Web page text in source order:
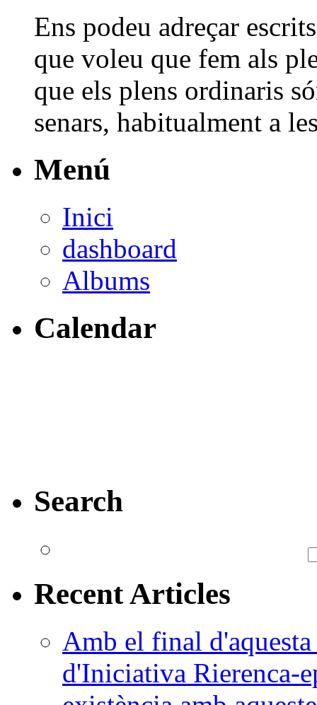
Ens podeu adreçar
que voleu que fem als
que els plens ordinaris
senars, habitualment a
Menú
Inici
dashboard
Albums
Calendar
Search
Recent Articles
Amb el final
d'Iniciativa Rierenca-